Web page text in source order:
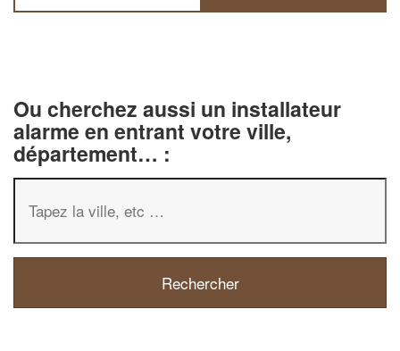
Ou cherchez aussi un installateur
alarme en entrant votre ville,
département… :